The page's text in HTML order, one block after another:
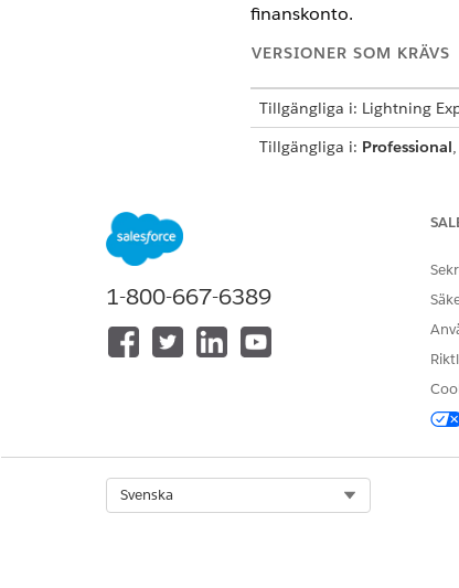
finanskonto.
VERSIONER SOM KRÄVS
Tillgängliga i: Lightning
Tillgängliga i: Professional,
Använda Agentforce
1-800-667-6389
Svenska